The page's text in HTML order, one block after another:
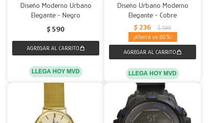
Diseño Moderno Urbano
Elegante - Negro
$ 590
LLEGA HOY MVD
Diseño Urbano Moderno
Elegante - Cobre
$ 236 $ 590
60
LLEGA HOY MVD